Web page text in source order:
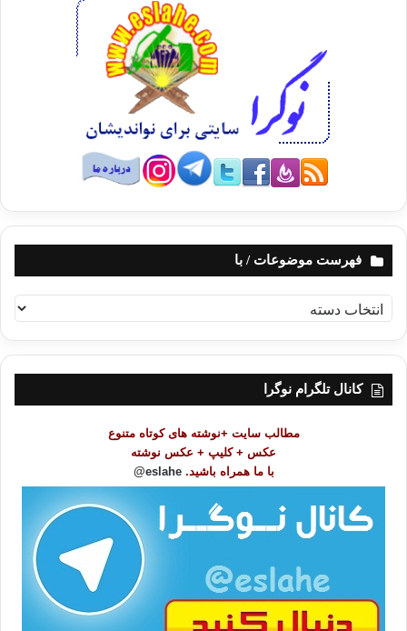
فهرست موضوعات / با
ه
ر
کانال تلگرام نوگرا
مطالب سایت +نوشته های کوتاه متنوع
عکس + کلیپ + عکس نوشته
با ما همراه باشید. eslahe@